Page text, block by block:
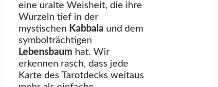
eine uralte Weisheit, die ihre
Wurzeln tief in der
mystischen Kabbala und dem
symbolträchtigen
Lebensbaum hat. Wir
erkennen rasch, dass jede
Karte des Tarotdecks weitaus